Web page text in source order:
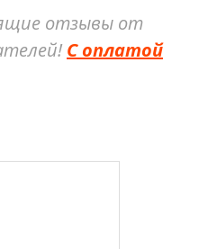
отзывы от
С оплатой